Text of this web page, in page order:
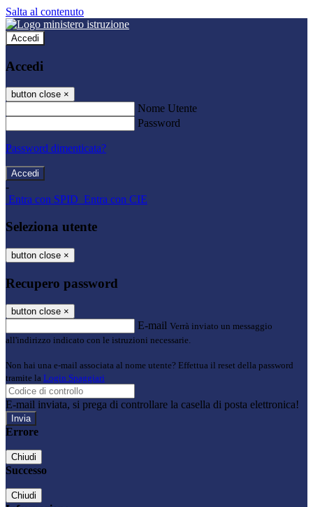
Salta al contenuto
Accedi
Accedi
button close ×
Nome Utente
Password
Password dimenticata?
-
Entra con SPID Entra con CIE
Seleziona utente
button close ×
Recupero password
button close ×
E-mail Verrà inviato un messaggio
all'indirizzo indicato con le istruzioni necessarie.
Non hai una e-mail associata al nome utente? Effettua il reset della password
tramite la Login Spaggiari
E-mail inviata, si prega di controllare la casella di posta elettronica!
Errore
Chiudi
Successo
Chiudi